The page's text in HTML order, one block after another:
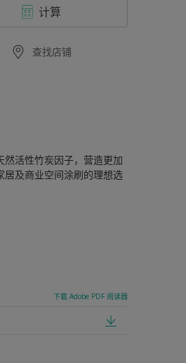
计算
查找店铺
活性竹炭因子，营造更加
居及商业空间涂刷的理想选
下载 Adobe PDF 阅读器